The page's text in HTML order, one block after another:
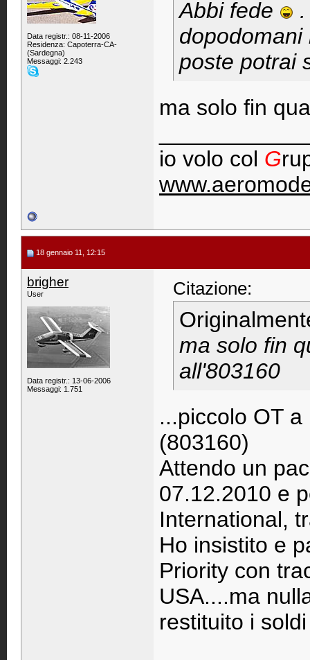
Data registr.: 08-11-2006
Residenza: Capoterra-CA-
(Sardegna)
Messaggi: 2.243
Abbi fede
poste potrai
ma solo fin
io volo col G
18 gennaio 11, 12:15
brigher
User
Data registr.: 13-06-2006
Messaggi: 1.751
Citazione:
ma solo fin
all'803160
...piccolo OT
(803160)
Attendo un
07.12.2010 e
International,
Ho insistito e
Priority con
USA....ma
restituito i